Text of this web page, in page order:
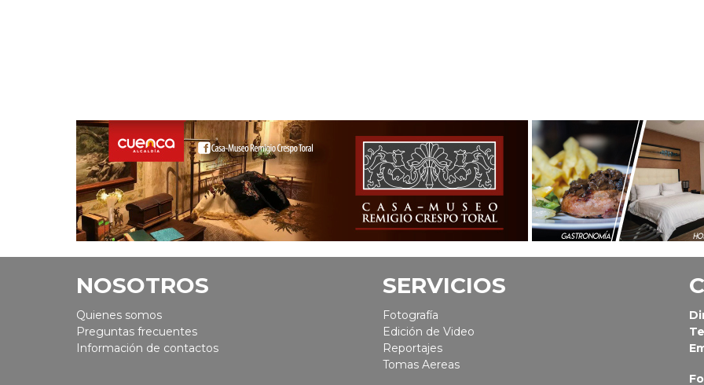
NOSOTROS
Quienes somos
Preguntas frecuentes
Información de contactos
SERVICIOS
Fotografía
Edición de Video
Reportajes
Tomas Aereas